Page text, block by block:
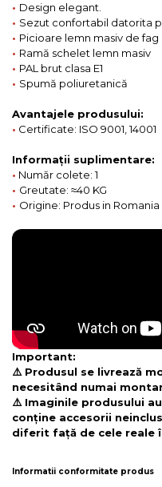
• Design elegant.
• Sezut confortabil datorita
• Picioare lemn masiv de fag
• Ramă schelet lemn masiv
• PAL brut clasa E1
• Spumă poliuretanică
Avantajele produsului:
• Certificate: ISO 9001, 14001
Informații suplimentare:
• Număr colete: 1
• Greutate: ≈40 KG
• Origine: Produs in Romania
Important:
⚠️ Produsul se livrează
necesitând numai
⚠️ Imaginile produsului
conține accesorii
diferit față de cele reale
Informatii conformitate produs